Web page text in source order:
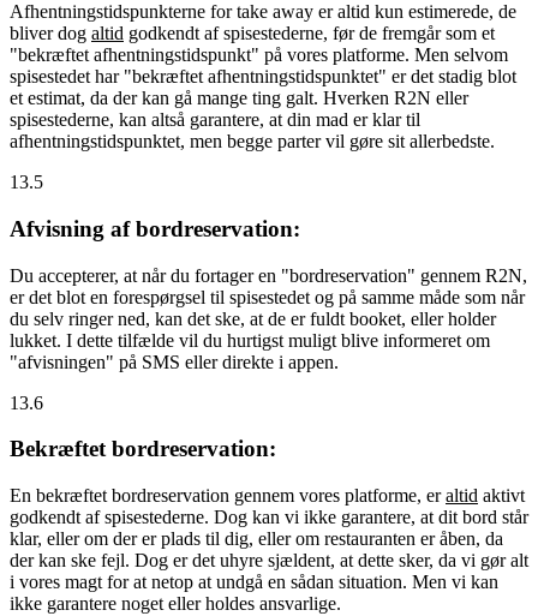
Afhentningstidspunkterne for take away er altid kun estimerede, de
bliver dog altid godkendt af spisestederne, før de fremgår som et
"bekræftet afhentningstidspunkt" på vores platforme. Men selvom
spisestedet har "bekræftet afhentningstidspunktet" er det stadig blot
et estimat, da der kan gå mange ting galt. Hverken R2N eller
spisestederne, kan altså garantere, at din mad er klar til
afhentningstidspunktet, men begge parter vil gøre sit allerbedste.
13.5
Afvisning af bordreservation:
Du accepterer, at når du fortager en "bordreservation" gennem R2N,
er det blot en forespørgsel til spisestedet og på samme måde som når
du selv ringer ned, kan det ske, at de er fuldt booket, eller holder
lukket. I dette tilfælde vil du hurtigst muligt blive informeret om
"afvisningen" på SMS eller direkte i appen.
13.6
Bekræftet bordreservation:
En bekræftet bordreservation gennem vores platforme, eraltid aktivt
godkendt af spisestederne. Dog kan vi ikke garantere, at dit bord står
klar, eller om der er plads til dig, eller om restauranten er åben, da
der kan ske fejl. Dog er det uhyre sjældent, at dette sker, da vi gør alt
i vores magt for at netop at undgå en sådan situation. Men vi kan
ikke garantere noget eller holdes ansvarlige.